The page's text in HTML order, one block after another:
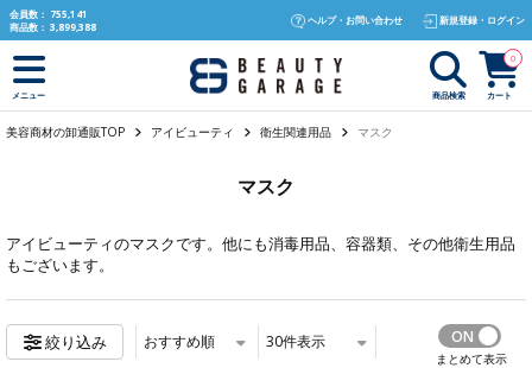
text.skipToContent
text.skipToNavigation
会員数： 755,141
商品数： 3,899,388
ヘルプ・お問い合わせ 新規登録・ログイン
メニュー 商品検索 カート
0
美容商材の卸通販TOP アイビューティ 衛生関連用品 マスク
マスク
アイビューティのマスクです。他にも消毒用品、 容器類、 その他衛生用品
もございます。
絞り込み おすすめ順 30件表示
まとめて表示